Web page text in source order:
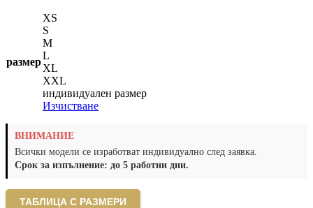
размер
XS
S
M
L
XL
XXL
индивидуален размер
Изчистване
ВНИМАНИЕ
Всички модели се изработват индивидуално след заявка.
Срок за изпълнение: до 5 работни дни.
ТАБЛИЦА С РАЗМЕРИ